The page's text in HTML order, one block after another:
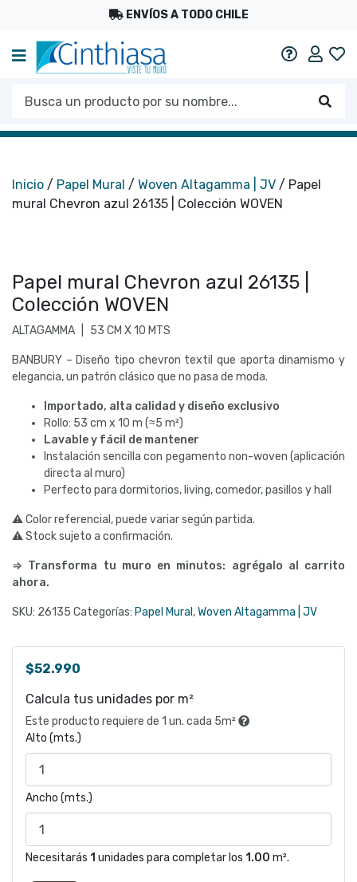
ENVÍOS A TODO CHILE
Mi
Busca un producto por su nombre...
Inicio / Papel Mural / Woven Altagamma | JV / Papel
mural Chevron azul 26135 | Colección WOVEN
Papel mural Chevron azul 26135 |
Colección WOVEN
ALTAGAMMA 53 CM X 10 MTS
BANBURY – Diseño tipo chevron textil que aporta dinamismo y
elegancia, un patrón clásico que no pasa de moda.
Importado, alta calidad y diseño exclusivo
Rollo: 53 cm x 10 m (≈5 m²)
Lavable y fácil de mantener
Instalación sencilla con pegamento non-woven (aplicación
directa al muro)
Perfecto para dormitorios, living, comedor, pasillos y hall
⚠ Color referencial, puede variar según partida.
⚠ Stock sujeto a confirmación.
⇒ Transforma tu muro en minutos: agrégalo al carrito
ahora.
SKU: 26135 Categorías: Papel Mural ,Woven Altagamma | JV
$52.990
Calcula tus unidades por m²
Este producto requiere de 1 un. cada 5m²
Alto (mts.)
Ancho (mts.)
Necesitarás 1 unidades para completar los 1.00 m².